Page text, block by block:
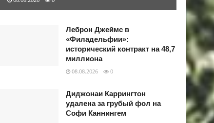
Леброн Джеймс в
«Филадельфии»:
исторический контракт на 48,7
миллиона
08.08.2026 0
Диджонаи Каррингтон
удалена за грубый фол на
Софи Каннингем